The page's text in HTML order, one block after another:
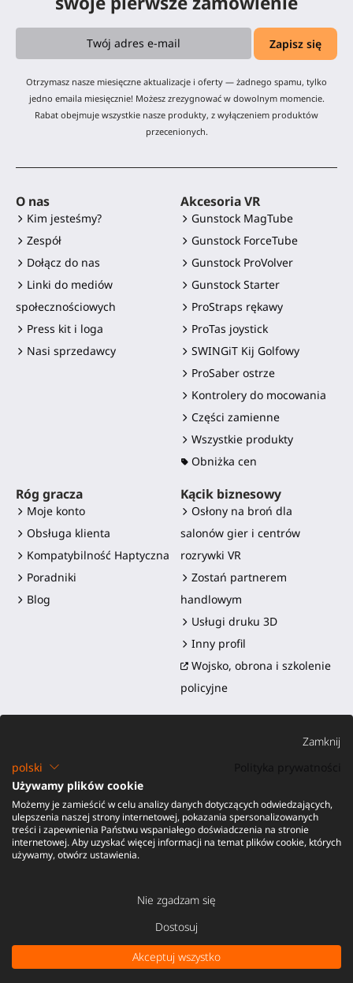
DODAJ DO KOSZYKA -100,00 €
Otrzymasz nasze miesięczne aktualizacje i oferty — żadnego spamu, tylko
jedno emaila miesięcznie! Możesz zrezygnować w dowolnym momencie.
Rabat obejmuje wszystkie nasze produkty, z wyłączeniem produktów
przecenionych.
O nas
Kim jesteśmy?
Zespół
Dołącz do nas
Linki do mediów
społecznościowych
Press kit i loga
Nasi sprzedawcy
Akcesoria VR
Gunstock MagTube
Gunstock ForceTube
Gunstock ProVolver
Gunstock Starter
ProStraps rękawy
ProTas joystick
SWINGiT Kij Golfowy
ProSaber ostrze
Kontrolery do mocowania
Części zamienne
Wszystkie produkty
Obniżka cen
Róg gracza
Moje konto
Obsługa klienta
Kompatybilność Haptyczna
Poradniki
Blog
Kącik biznesowy
Osłony na broń dla
salonów gier i centrów
rozrywki VR
Zostań partnerem
handlowym
Usługi druku 3D
Inny profil
Wojsko, obrona i szkolenie
policyjne
©2016-2026 - ProTubeVR™|Warunki sprzedaży|Wysyłka i
obowiązki|Gwarancja|Zwroty i zwrot pieniędzy
Zamknij
polski
Używamy plików cookie
Możemy je zamieścić w celu analizy danych dotyczących odwiedzających,
ulepszenia naszej strony internetowej, pokazania spersonalizowanych
treści i zapewnienia Państwu wspaniałego doświadczenia na stronie
internetowej. Aby uzyskać więcej informacji na temat plików cookie, których
używamy, otwórz ustawienia.
Nie zgadzam się
Dostosuj
Akceptuj wszystko